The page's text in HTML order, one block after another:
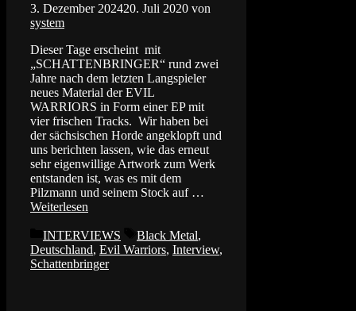
3. Dezember 202420. Juli 2020 von
system
Dieser Tage erscheint mit
„SCHATTENBRINGER“ rund zwei
Jahre nach dem letzten Langspieler
neues Material der EVIL
WARRIORS in Form einer EP mit
vier frischen Tracks. Wir haben bei
der sächsischen Horde angeklopft und
uns berichten lassen, wie das erneut
sehr eigenwillige Artwork zum Werk
entstanden ist, was es mit dem
Pilzmann und seinem Stock auf …
Weiterlesen
Kategorien
INTERVIEWS Schlagwörter
Black Metal,
Deutschland, Evil Warriors, Interview,
Schattenbringer